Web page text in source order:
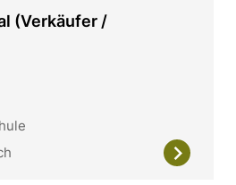
(Verkäufer /